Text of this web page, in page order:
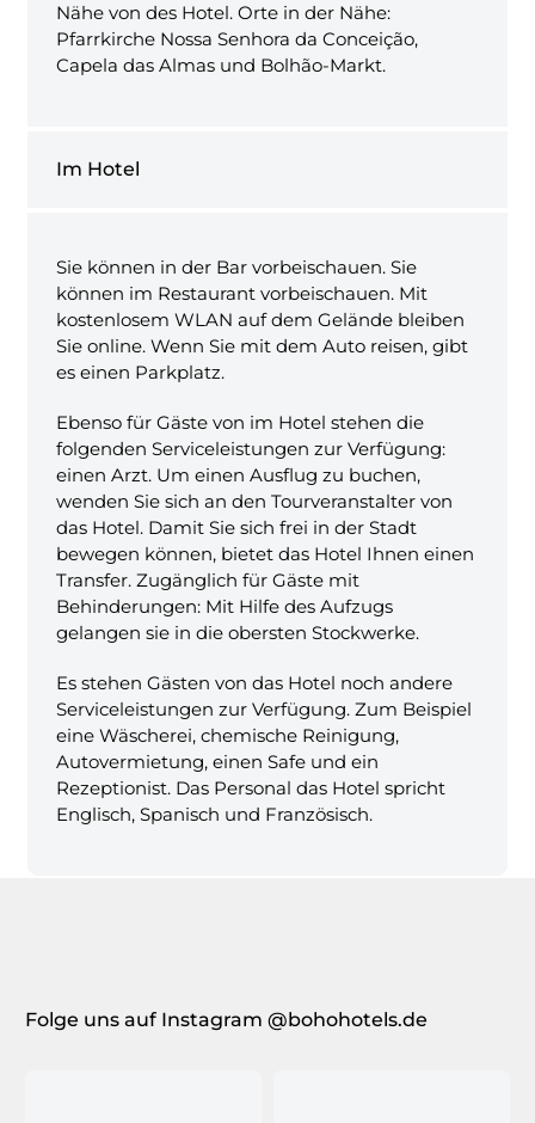
Nähe von des Hotel. Orte in der Nähe:
Pfarrkirche Nossa Senhora da Conceição,
Capela das Almas und Bolhão-Markt.
Im Hotel
Sie können in der Bar vorbeischauen. Sie
können im Restaurant vorbeischauen. Mit
kostenlosem WLAN auf dem Gelände bleiben
Sie online. Wenn Sie mit dem Auto reisen, gibt
es einen Parkplatz.
Ebenso für Gäste von im Hotel stehen die
folgenden Serviceleistungen zur Verfügung:
einen Arzt. Um einen Ausflug zu buchen,
wenden Sie sich an den Tourveranstalter von
das Hotel. Damit Sie sich frei in der Stadt
bewegen können, bietet das Hotel Ihnen einen
Transfer. Zugänglich für Gäste mit
Behinderungen: Mit Hilfe des Aufzugs
gelangen sie in die obersten Stockwerke.
Es stehen Gästen von das Hotel noch andere
Serviceleistungen zur Verfügung. Zum Beispiel
eine Wäscherei, chemische Reinigung,
Autovermietung, einen Safe und ein
Rezeptionist. Das Personal das Hotel spricht
Englisch, Spanisch und Französisch.
Folge uns auf Instagram @bohohotels.de